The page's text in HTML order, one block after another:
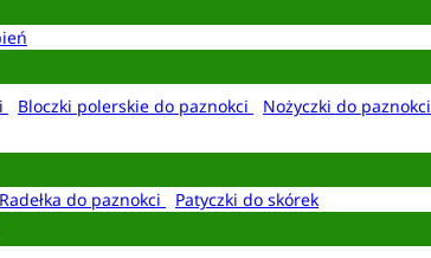
Bloczki polerskie do paznokci Nożyczki do paznokci
Radełka do paznokci
Patyczki do skórek